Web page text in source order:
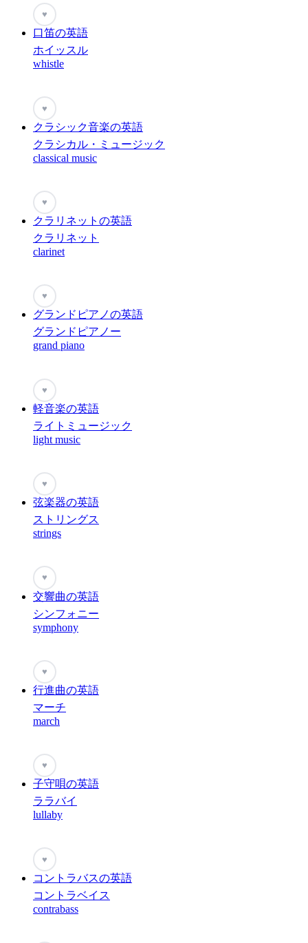
♥
口笛の英語
ホイッスル
whistle
♥
クラシック音楽の英語
クラシカル・ミュージック
classical music
♥
クラリネットの英語
クラリネット
clarinet
♥
グランドピアノの英語
グランドピアノー
grand piano
♥
軽音楽の英語
ライトミュージック
light music
♥
弦楽器の英語
ストリングス
strings
♥
交響曲の英語
シンフォニー
symphony
♥
行進曲の英語
マーチ
march
♥
子守唄の英語
ララバイ
lullaby
♥
コントラバスの英語
コントラベイス
contrabass